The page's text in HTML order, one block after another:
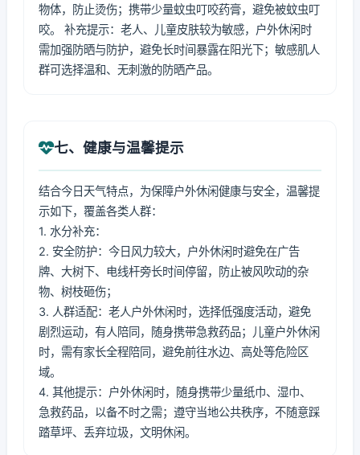
物体，防止烫伤；携带少量蚊虫叮咬药膏，避免被蚊虫叮
咬。 补充提示：老人、儿童皮肤较为敏感，户外休闲时
需加强防晒与防护，避免长时间暴露在阳光下；敏感肌人
群可选择温和、无刺激的防晒产品。
七、健康与温馨提示
结合今日天气特点，为保障户外休闲健康与安全，温馨提
示如下，覆盖各类人群：
1. 水分补充：
2. 安全防护：今日风力较大，户外休闲时避免在广告
牌、大树下、电线杆旁长时间停留，防止被风吹动的杂
物、树枝砸伤；
3. 人群适配：老人户外休闲时，选择低强度活动，避免
剧烈运动，有人陪同，随身携带急救药品；儿童户外休闲
时，需有家长全程陪同，避免前往水边、高处等危险区
域。
4. 其他提示：户外休闲时，随身携带少量纸巾、湿巾、
急救药品，以备不时之需；遵守当地公共秩序，不随意踩
踏草坪、丢弃垃圾，文明休闲。